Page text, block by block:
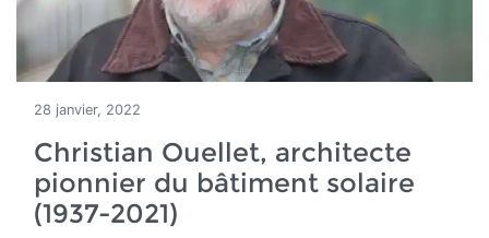
28 janvier, 2022
Christian Ouellet, architecte
pionnier du bâtiment solaire
(1937-2021)